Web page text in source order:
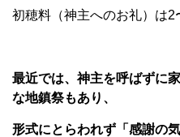
初穂料（神主へのお礼）は2
最近では、神主を呼ばずに
な地鎮祭もあり、
形式にとらわれず「感謝の